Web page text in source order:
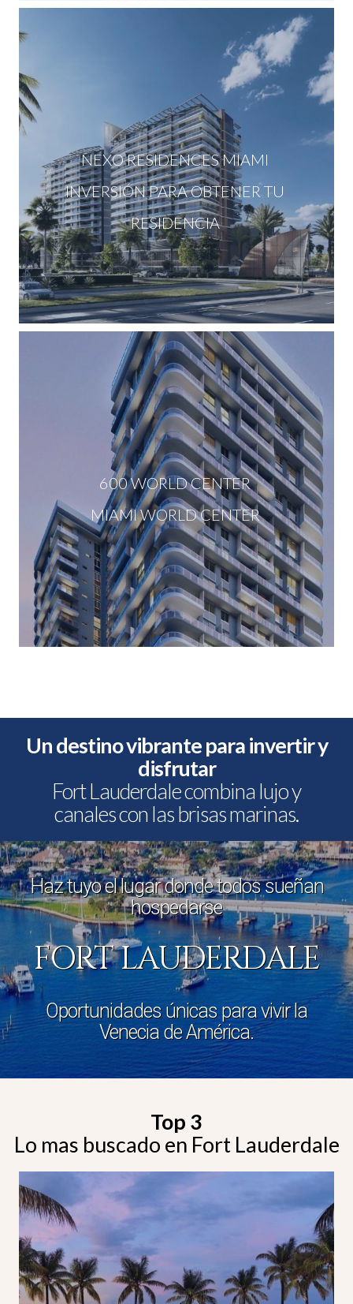
NEXO RESIDENCES MIAMI
INVERSIÓN PARA OBTENER TU
RESIDENCIA
600 WORLD CENTER
MIAMI WORLD CENTER
Un destino vibrante para invertir y
disfrutar
Fort Lauderdale combina lujo y
canales con las brisas marinas.
Haz tuyo el lugar donde todos sueñan
hospedarse
FORT LAUDERDALE
Oportunidades únicas para vivir la
Venecia de América.
Top 3
Lo mas buscado en Fort Lauderdale